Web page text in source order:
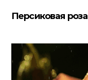
Персиковая роза